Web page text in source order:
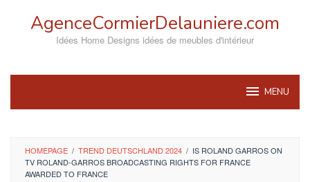
AgenceCormierDelauniere.com
Idées Home Designs idées de meubles d'intérieur
MENU
HOMEPAGE / TREND DEUTSCHLAND 2024 / IS ROLAND GARROS ON
TV ROLAND-GARROS BROADCASTING RIGHTS FOR FRANCE
AWARDED TO FRANCE